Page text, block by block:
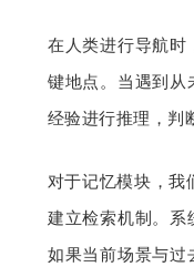
在人类进行导航时
键地点。当遇到从
经验进行推理，判
对于记忆模块，我
建立检索机制。系
如果当前场景与过